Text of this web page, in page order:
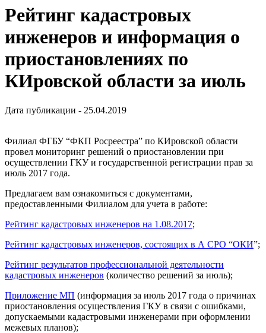
Рейтинг кадастровых
инженеров и информация о
приостановлениях по
КИровской области за июль
Дата публикации - 25.04.2019
Филиал ФГБУ “ФКП Росреестра” по КИровской области
провел мониторинг решений о приостановлении при
осуществлении ГКУ и государственной регистрации прав за
июль 2017 года.
Предлагаем вам ознакомиться с документами,
предоставленными Филиалом для учета в работе:
Рейтинг кадастровых инженеров на 1.08.2017;
Рейтинг кадастровых инженеров, состоящих в А СРО “ОКИ”;
Рейтинг результатов профессиональной деятельности
кадастровых инженеров (количество решений за июль);
Приложение МП (информация за июль 2017 года о причинах
приостановления осуществления ГКУ в связи с ошибками,
допускаемыми кадастровыми инженерами при оформлении
межевых планов);